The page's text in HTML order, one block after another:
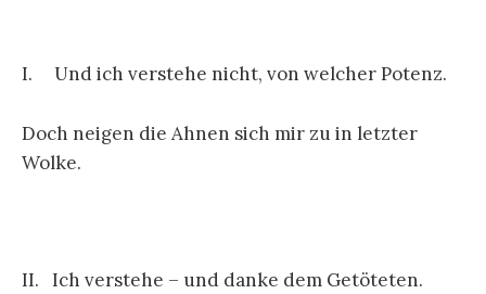
I. Und ich verstehe nicht, von welcher Potenz.
Doch neigen die Ahnen sich mir zu in letzter
Wolke.
II. Ich verstehe – und danke dem Getöteten.